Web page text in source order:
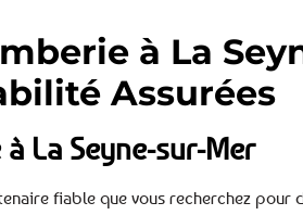
à La
Assurées
La Seyne-sur-Mer
fiable que vous recherchez pour